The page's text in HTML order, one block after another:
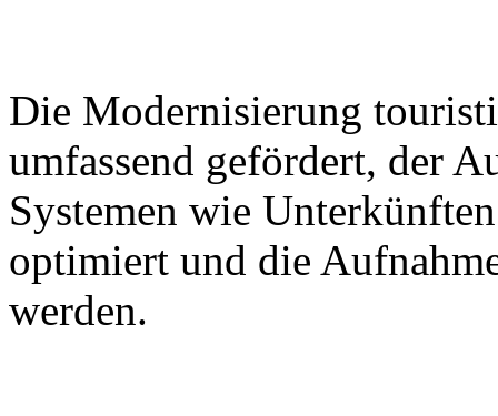
Die Modernisierung
umfassend gefördert, der
Systemen wie
optimiert und die
werden.